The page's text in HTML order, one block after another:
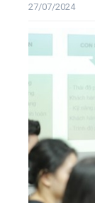
27/07/2024